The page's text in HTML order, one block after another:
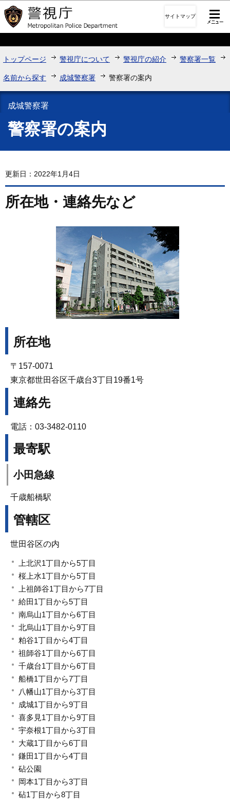
このページの本文へ移動
サイトマップ
トップページ 警視庁について 警視庁の紹介 警察署一覧
名前から探す 成城警察署 警察署の案内
成城警察署
警察署の案内
更新日：2022年1月4日
所在地・連絡先など
所在地
〒157-0071
東京都世田谷区千歳台3丁目19番1号
連絡先
電話：03-3482-0110
最寄駅
小田急線
千歳船橋駅
管轄区
世田谷区の内
上北沢1丁目から5丁目
桜上水1丁目から5丁目
上祖師谷1丁目から7丁目
給田1丁目から5丁目
南烏山1丁目から6丁目
北烏山1丁目から9丁目
粕谷1丁目から4丁目
祖師谷1丁目から6丁目
千歳台1丁目から6丁目
船橋1丁目から7丁目
八幡山1丁目から3丁目
成城1丁目から9丁目
喜多見1丁目から9丁目
宇奈根1丁目から3丁目
大蔵1丁目から6丁目
鎌田1丁目から4丁目
砧公園
岡本1丁目から3丁目
砧1丁目から8丁目